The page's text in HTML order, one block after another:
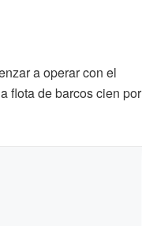
a operar con el
flota de barcos cien por